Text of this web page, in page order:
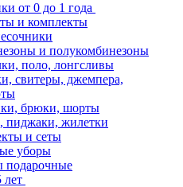
от 0 до 1 года
и комплекты
и полукомбинезоны
поло, лонгсливы
свитеры, джемпера,
брюки, шорты
пиджаки, жилетки
и сеты
уборы
подарочные
лет